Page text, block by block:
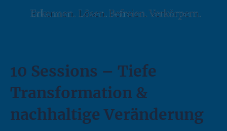
10 Sessions – Tiefe
Transformation &
nachhaltige Veränderung